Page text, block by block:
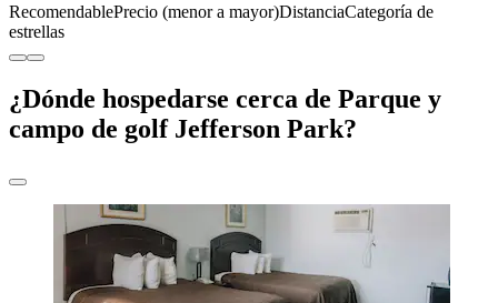
RecomendablePrecio (menor a mayor)DistanciaCategoría de
estrellas
¿Dónde hospedarse cerca de Parque y
campo de golf Jefferson Park?